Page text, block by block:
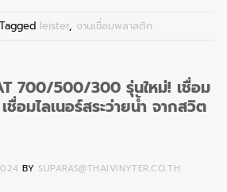
Tagged leister, งานเชื่อมพลาสติก
700/500/300 รุ่นใหม่! เชื่อม
อมไลเนอร์สระว่ายน้ำ จากสวิต
BY SUPARAS@THAIVINYTER.CO.TH